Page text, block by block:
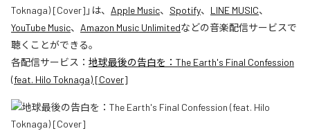
Toknaga) [Cover] 」は、 Apple Music、 Spotify、 LINE MUSIC、
YouTube Music、 Amazon Music Unlimitedなどの音楽配信サービスで
聴くことができる。
各配信サービス： 地球最後の告白を：The Earth's Final Confession
(feat. Hilo Toknaga) [Cover]